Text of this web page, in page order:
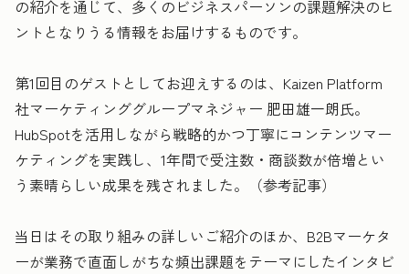
の紹介を通じて、多くのビジネスパーソンの課題解決のヒ
ントとなりうる情報をお届けするものです。
第1回目のゲストとしてお迎えするのは、Kaizen Platform
社マーケティンググループマネジャー 肥田雄一朗氏。
HubSpotを活用しながら戦略的かつ丁寧にコンテンツマー
ケティングを実践し、1年間で受注数・商談数が倍増とい
う素晴らしい成果を残されました。（参考記事）
当日はその取り組みの詳しいご紹介のほか、B2Bマーケタ
ーが業務で直面しがちな頻出課題をテーマにしたインタビ